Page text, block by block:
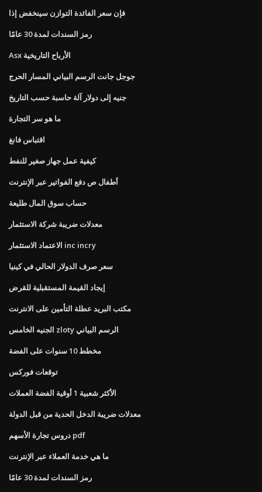
فإن سعر الفائدة التوازن سينخفض ​​إذا
رمز السندات لمدة 30 عامًا
Asx الأرباح التاريخية
جوجل جانت الرسم البياني المسار الحرج
جنيه إلى دولار آلة حاسبة حسب التاريخ
ما هو سر التجارة
اقتباس فانغ
كيفية عمل جهاز صغير للنفط
أطفال ص دفع الفواتير عبر الإنترنت
حساب سوق المال طليعة
معدلات ضريبة شركة الاستثمار
الاعتماد الاستثمار inc incry
سعر صرف الدولار الحالي في كينيا
إيجاد القيمة المستقبلية للقرض
مكتب البريد عطلة التأمين على الانترنت
الجنيه الخامس zloty الرسم البياني
مخطط 10 سنوات على الفضة
توقعات فوركس
الأكثر شعبية 1 أوقية الفضة العملات
معدلات ضريبة الدخل الحدية من قبل الدولة
دروس تجارة الأسهم pdf
ما هي خدمة العملاء عبر الإنترنت
رمز السندات لمدة 30 عامًا